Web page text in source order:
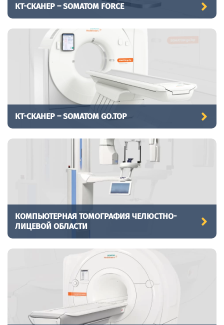
КТ-СКАНЕР – SOMATOM FORCE
КТ-СКАНЕР – SOMATOM GO.TOP
КОМПЬЮТЕРНАЯ ТОМОГРАФИЯ ЧЕЛЮСТНО-
ЛИЦЕВОЙ ОБЛАСТИ